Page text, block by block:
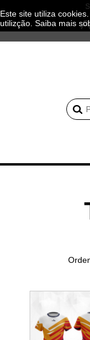
Este site utiliza
utilizção. Saiba mais